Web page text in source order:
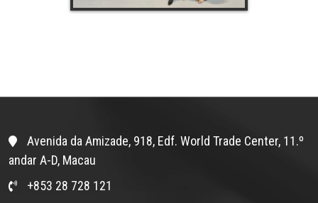
Avenida da Amizade, 918, Edf. World Trade Center, 11.º
andar A-D, Macau
+853 28 728 121